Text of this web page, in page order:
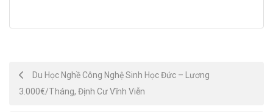
Post
navigation
Du Học Nghề Công Nghệ Sinh Học Đức – Lương
3.000€/Tháng, Định Cư Vĩnh Viễn